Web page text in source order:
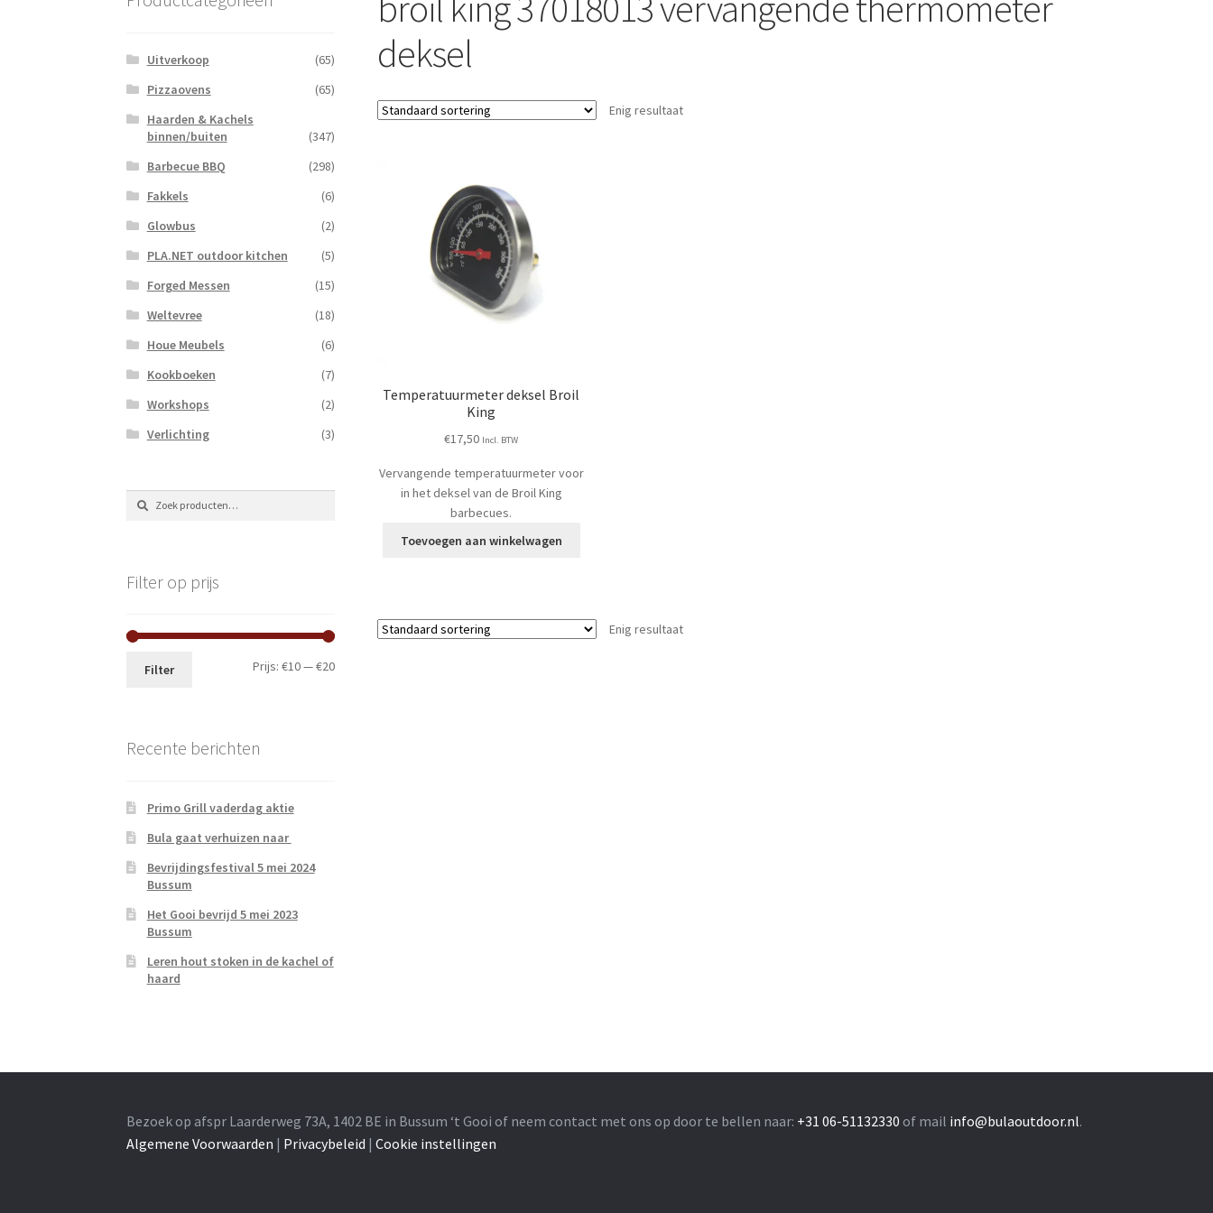
deksel
Enig resultaat
Temperatuurmeter deksel Broil
King
€17,50 Incl. BTW
Vervangende temperatuurmeter voor
in het deksel van de Broil King
barbecues.
Toevoegen aan winkelwagen
Enig resultaat
Uitverkoop
(65)
Pizzaovens
(65)
Haarden & Kachels
binnen/buiten
(347)
Barbecue BBQ
(298)
Fakkels
(6)
Glowbus
(2)
PLA.NET outdoor kitchen
(5)
Forged Messen
(15)
Weltevree
(18)
Houe Meubels
(6)
Kookboeken
(7)
Workshops
(2)
Verlichting
(3)
Zoeken
naar:
Zoeken
Filter op prijs
Min.
Max.
Filter Prijs:€10—€20
Recente berichten
Primo Grill vaderdag aktie
Bula gaat verhuizen naar
Bevrijdingsfestival 5 mei 2024
Bussum
Het Gooi bevrijd 5 mei 2023
Bussum
Leren hout stoken in de kachel of
haard
Bezoek op afspr Laarderweg 73A, 1402 BE in Bussum ‘t Gooi of neem contact met ons op door te bellen naar: +31 06-51132330of mail info@bulaoutdoor.nl.
Algemene Voorwaarden | Privacybeleid |Cookie instellingen